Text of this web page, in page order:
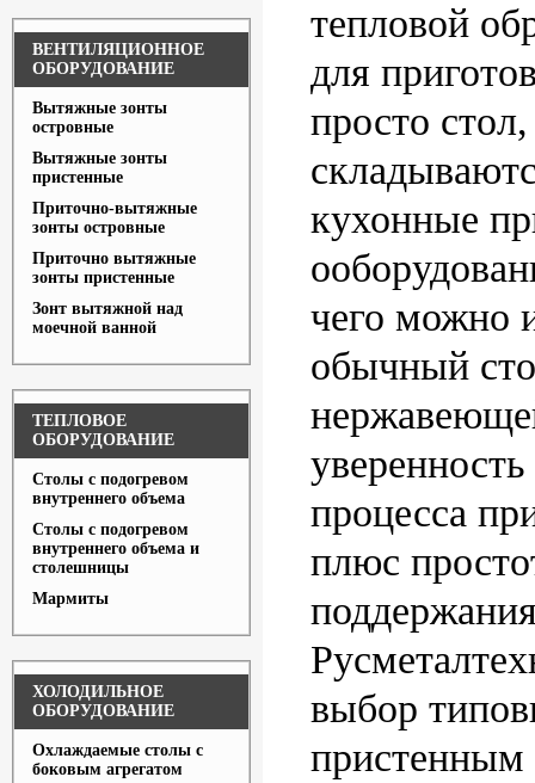
ВЕНТИЛЯЦИОННОЕ
ОБОРУДОВАНИЕ
Вытяжные зонты
островные
Вытяжные зонты
пристенные
Приточно-вытяжные
зонты островные
Приточно вытяжные
зонты пристенные
Зонт вытяжной над
моечной ванной
ТЕПЛОВОЕ
ОБОРУДОВАНИЕ
Столы с подогревом
внутреннего объема
Столы с подогревом
внутреннего объема и
столешницы
Мармиты
ХОЛОДИЛЬНОЕ
ОБОРУДОВАНИЕ
Охлаждаемые столы с
боковым агрегатом
тепловой
для
просто
кухонные
чего можно
обычный
процесса
плюс
выбор
пристенным